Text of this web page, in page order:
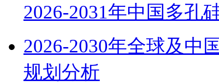
2026-2031年中国多孔
2026-2030年全球及中
规划分析